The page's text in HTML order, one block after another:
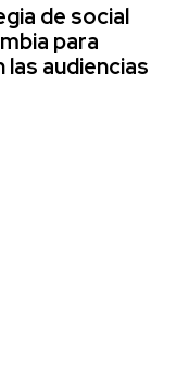
de social
para
las audiencias